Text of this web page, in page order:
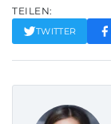
TEILEN:
TWITTER